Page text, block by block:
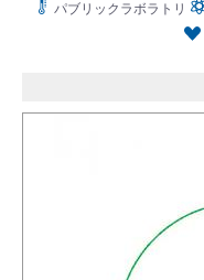
パブリックラボラトリ